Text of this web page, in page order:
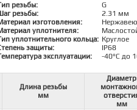
резьбы:
G
резьбы:
2.31 мм
изготовления:
уплотнителя:
уплотнительного кольца: Круглое
защиты:
IP68
эксплуатации:
-40°C до
Длина резьбы
мм
Диаметр
мм